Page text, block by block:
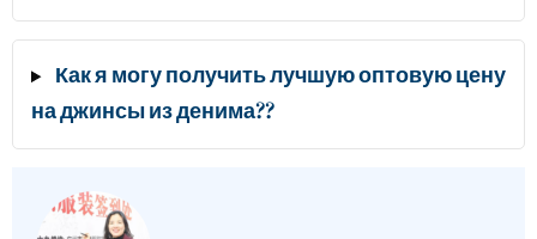
Как я могу получить лучшую оптовую цену
на джинсы из денима??